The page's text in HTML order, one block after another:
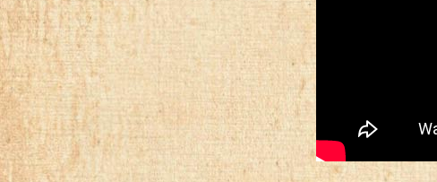
hand quilting
boro coin purse
Half Circle Coin Purse
Card & Coin Purse
กระเป๋าย่ามติดซิป
Zipper Long Wallet
Zipper Pouch